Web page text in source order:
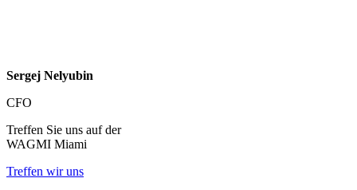
Sergej Nelyubin
CFO
Treffen Sie uns auf der
WAGMI Miami
Treffen wir uns